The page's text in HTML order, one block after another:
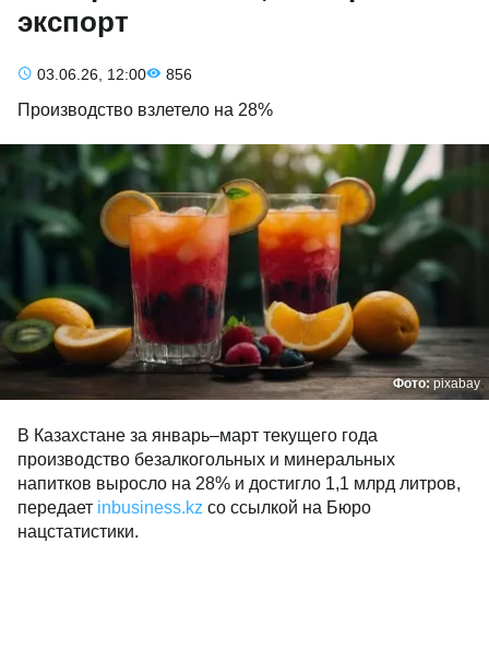
экспорт
03.06.26, 12:00 856
Производство взлетело на 28%
Фото: pixabay
В Казахстане за январь–март текущего года
производство безалкогольных и минеральных
напитков выросло на 28% и достигло 1,1 млрд литров,
передает inbusiness.kz со ссылкой на Бюро
нацстатистики.